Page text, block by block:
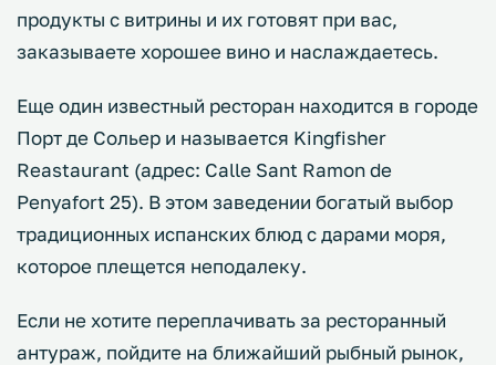
продукты с витрины и их готовят при вас,
заказываете хорошее вино и наслаждаетесь.
Еще один известный ресторан находится в городе
Порт де Сольер и называется Kingfisher
Reastaurant (адрес: Calle Sant Ramon de
Penyafort 25). В этом заведении богатый выбор
традиционных испанских блюд с дарами моря,
которое плещется неподалеку.
Если не хотите переплачивать за ресторанный
антураж, пойдите на ближайший рыбный рынок,